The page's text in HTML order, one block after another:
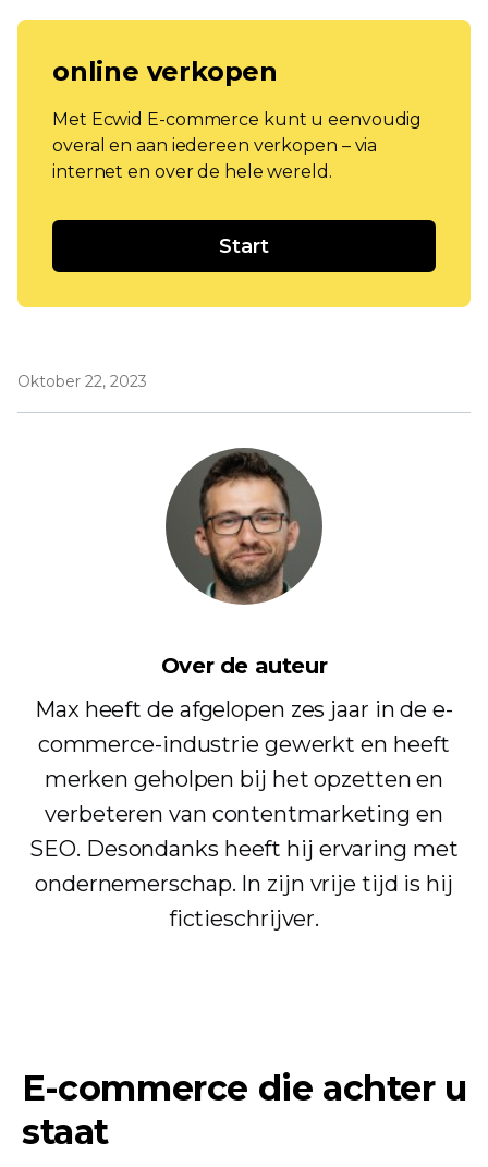
online verkopen
Met Ecwid E-commerce kunt u eenvoudig
overal en aan iedereen verkopen – via
internet en over de hele wereld.
Start
Oktober 22, 2023
Over de auteur
Max heeft de afgelopen zes jaar in de e-
commerce-industrie gewerkt en heeft
merken geholpen bij het opzetten en
verbeteren van contentmarketing en
SEO. Desondanks heeft hij ervaring met
ondernemerschap. In zijn vrije tijd is hij
fictieschrijver.
E-commerce die achter u
staat